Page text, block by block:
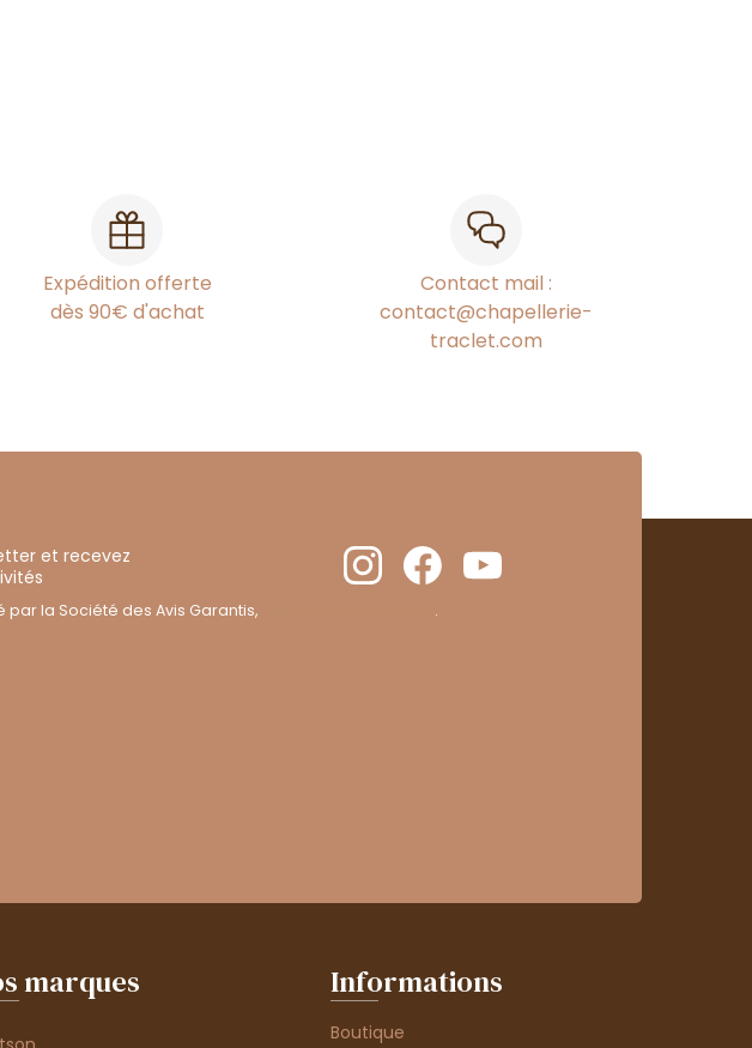
Expédition offerte
dès 90€ d'achat
Contact mail :
contact@chapellerie-
traclet.com
et recevez
la Société des Avis Garantis, .
marques Informations
Boutique